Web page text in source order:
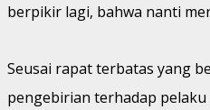
berpikir lagi, bahwa nanti
Seusai rapat terbatas yang
pengebirian terhadap